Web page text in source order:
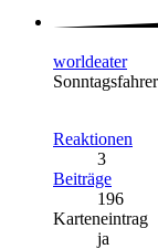
worldeater
Sonntagsfahrer
Reaktionen
3
Beiträge
196
Karteneintrag
ja